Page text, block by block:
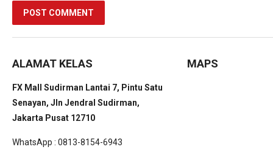
ALAMAT KELAS
FX Mall Sudirman Lantai 7, Pintu Satu
Senayan, Jln Jendral Sudirman,
Jakarta Pusat 12710
WhatsApp : 0813-8154-6943
MAPS